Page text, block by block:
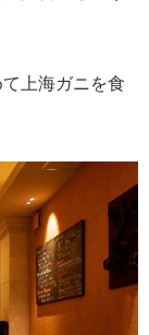
上海ガニを食